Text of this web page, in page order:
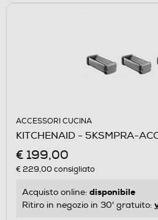
ACCESSORI CUCINA
KITCHENAID - 5KSMPRA-
€ 199,00
€ 229,00consigliato
Acquisto online: disponibile
Ritiro in negozio in 30' gratuito: